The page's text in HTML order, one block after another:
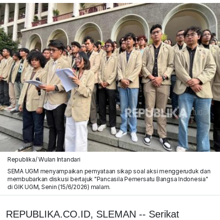
Republika/ Wulan Intandari
SEMA UGM menyampaikan pernyataan sikap soal aksi menggeruduk dan
membubarkan diskusi bertajuk "Pancasila Pemersatu Bangsa Indonesia"
di GIK UGM, Senin (15/6/2026) malam.
REPUBLIKA.CO.ID, SLEMAN -- Serikat